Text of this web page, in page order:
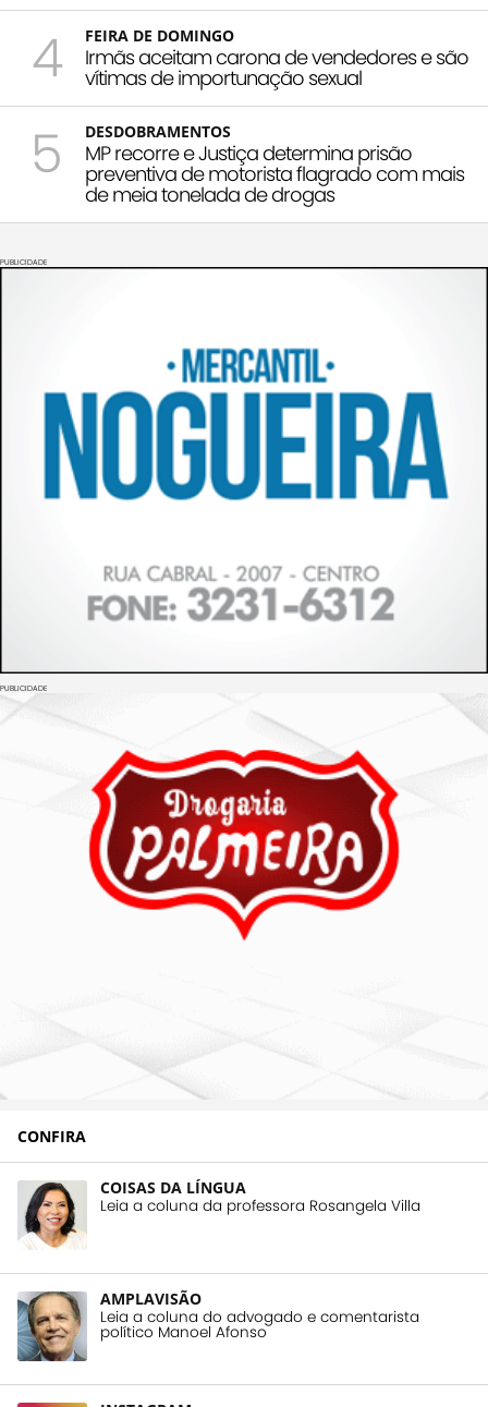
4 FEIRA DE DOMINGO
Irmãs aceitam carona de vendedores e são
vítimas de importunação sexual
5 DESDOBRAMENTOS
MP recorre e Justiça determina prisão
preventiva de motorista flagrado com mais
de meia tonelada de drogas
PUBLICIDADE
PUBLICIDADE
CONFIRA
COISAS DA LÍNGUA
Leia a coluna da professora Rosangela Villa
AMPLAVISÃO
Leia a coluna do advogado e comentarista
político Manoel Afonso